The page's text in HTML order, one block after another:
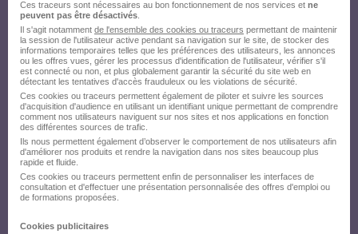
Ces traceurs sont nécessaires au bon fonctionnement de nos services et ne
peuvent pas être désactivés
Il s'agit notamment de l'ensemble des cookies ou traceurs permettant de maintenir
la session de l'utilisateur active pendant sa navigation sur le site, de stocker des
informations temporaires telles que les préférences des utilisateurs, les annonces
ou les offres vues, gérer les processus d'identification de l'utilisateur, vérifier s'il
est connecté ou non, et plus globalement garantir la sécurité du site web en
détectant les tentatives d'accès frauduleux ou les violations de sécurité.
Ces cookies ou traceurs permettent également de piloter et suivre les sources
d'acquisition d'audience en utilisant un identifiant unique permettant de comprendre
comment nos utilisateurs naviguent sur nos sites et nos applications en fonction
des différentes sources de trafic.
Ils nous permettent également d’observer le comportement de nos utilisateurs afin
d'améliorer nos produits et rendre la navigation dans nos sites beaucoup plus
rapide et fluide.
Ces cookies ou traceurs permettent enfin de personnaliser les interfaces de
consultation et d'effectuer une présentation personnalisée des offres d'emploi ou
de formations proposées.
Cookies publicitaires